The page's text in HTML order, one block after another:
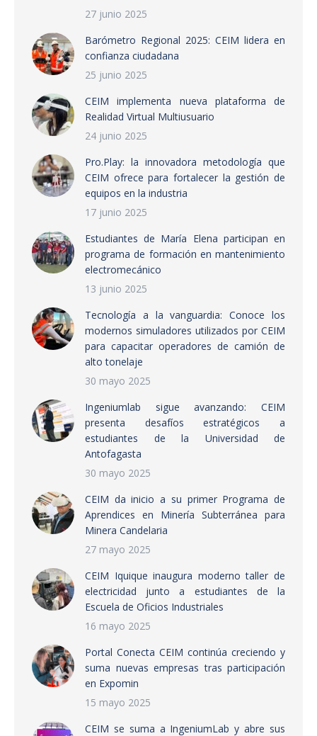
27 junio 2025
Barómetro Regional 2025: CEIM lidera en
confianza ciudadana
25 junio 2025
CEIM implementa nueva plataforma de
Realidad Virtual Multiusuario
24 junio 2025
Pro.Play: la innovadora metodología que
CEIM ofrece para fortalecer la gestión de
equipos en la industria
17 junio 2025
Estudiantes de María Elena participan en
programa de formación en mantenimiento
electromecánico
13 junio 2025
Tecnología a la vanguardia: Conoce los
modernos simuladores utilizados por CEIM
para capacitar operadores de camión de
alto tonelaje
30 mayo 2025
Ingeniumlab sigue avanzando: CEIM
presenta desafíos estratégicos a
estudiantes de la Universidad de
Antofagasta
30 mayo 2025
CEIM da inicio a su primer Programa de
Aprendices en Minería Subterránea para
Minera Candelaria
27 mayo 2025
CEIM Iquique inaugura moderno taller de
electricidad junto a estudiantes de la
Escuela de Oficios Industriales
16 mayo 2025
Portal Conecta CEIM continúa creciendo y
suma nuevas empresas tras participación
en Expomin
15 mayo 2025
CEIM se suma a IngeniumLab y abre sus